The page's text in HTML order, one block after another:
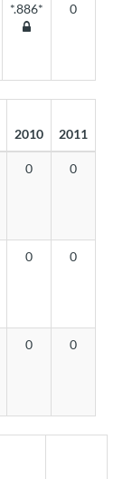
*.886* 0
2010 2011
0 0
0 0
0 0